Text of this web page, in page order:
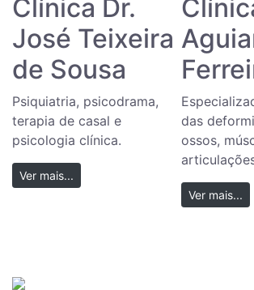
Clínica Dr.
José Teixeira
de Sousa
Psiquiatria, psicodrama,
terapia de casal e
psicologia clínica.
Ver mais...
das
ossos,
Ver mais...